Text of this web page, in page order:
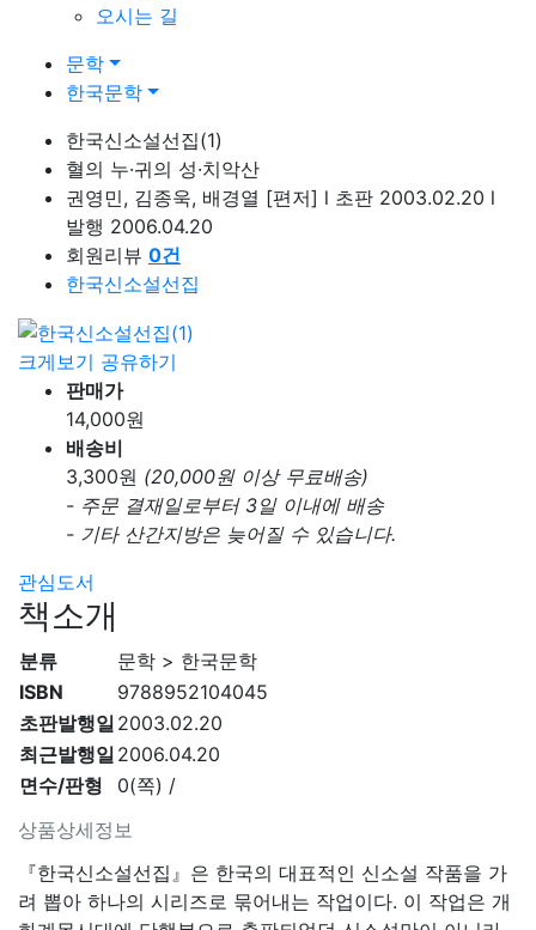
오시는 길
문학
한국문학
한국신소설선집(1)
혈의 누·귀의 성·치악산
권영민, 김종욱, 배경열 [편저] l 초판 2003.02.20 l
발행 2006.04.20
회원리뷰 0건
한국신소설선집
크게보기 공유하기
판매가
14,000원
배송비
3,300원 (20,000원 이상 무료배송)
- 주문 결재일로부터 3일 이내에 배송
- 기타 산간지방은 늦어질 수 있습니다.
관심도서
책소개
상품상세정보
분류
문학 > 한국문학
ISBN
9788952104045
초판발행일 2003.02.20
최근발행일 2006.04.20
면수/판형
0(쪽) /
『한국신소설선집』은 한국의 대표적인 신소설 작품을 가
려 뽑아 하나의 시리즈로 묶어내는 작업이다. 이 작업은 개